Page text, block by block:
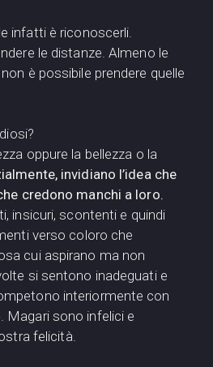
infatti è riconoscerli.
le distanze. Almeno le
è possibile prendere quelle
oppure la bellezza o la
invidiano l’idea che
credono manchi a loro.
insicuri, scontenti e quindi
verso coloro che
cui aspirano ma non
si sentono inadeguati e
interiormente con
Magari sono infelici e
felicità.